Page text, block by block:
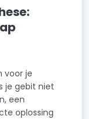
voor je
je gebit niet
een
oplossing